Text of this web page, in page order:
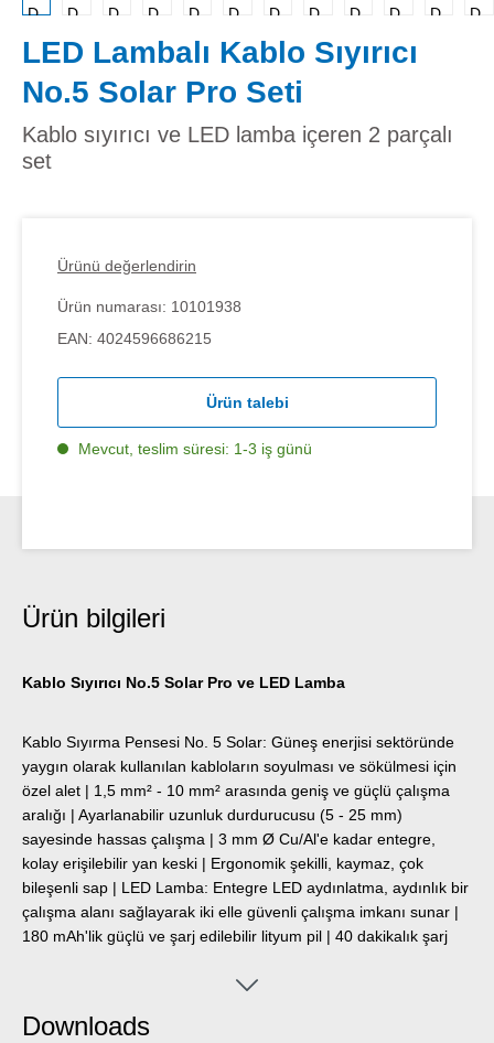
LED Lambalı Kablo Sıyırıcı
No.5 Solar Pro Seti
Kablo sıyırıcı ve LED lamba içeren 2 parçalı
set
Ürünü değerlendirin
Ürün numarası: 10101938
EAN: 4024596686215
Ürün talebi
Mevcut, teslim süresi: 1-3 iş günü
Ürün bilgileri
Kablo Sıyırıcı No.5 Solar Pro ve LED Lamba
Kablo Sıyırma Pensesi No. 5 Solar: Güneş enerjisi sektöründe
yaygın olarak kullanılan kabloların soyulması ve sökülmesi için
özel alet | 1,5 mm² - 10 mm² arasında geniş ve güçlü çalışma
aralığı | Ayarlanabilir uzunluk durdurucusu (5 - 25 mm)
sayesinde hassas çalışma | 3 mm Ø Cu/Al'e kadar entegre,
kolay erişilebilir yan keski | Ergonomik şekilli, kaymaz, çok
bileşenli sap | LED Lamba: Entegre LED aydınlatma, aydınlık bir
çalışma alanı sağlayarak iki elle güvenli çalışma imkanı sunar |
180 mAh'lik güçlü ve şarj edilebilir lityum pil | 40 dakikalık şarj
kadar üç parlaklık seviyesi, ışık rengi: 6500 K | Toz geçirmez,
IP65 koruma sınıfına göre test edilmiştir | Birçok WEICON
Downloads